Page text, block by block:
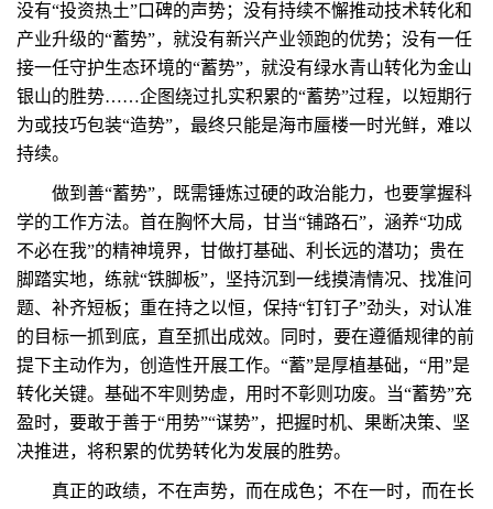
没有“投资热土”口碑的声势；没有持续不懈推动技术转化和
产业升级的“蓄势”，就没有新兴产业领跑的优势；没有一任
接一任守护生态环境的“蓄势”，就没有绿水青山转化为金山
银山的胜势……企图绕过扎实积累的“蓄势”过程，以短期行
为或技巧包装“造势”，最终只能是海市蜃楼一时光鲜，难以
持续。
做到善“蓄势”，既需锤炼过硬的政治能力，也要掌握科
学的工作方法。首在胸怀大局，甘当“铺路石”，涵养“功成
不必在我”的精神境界，甘做打基础、利长远的潜功；贵在
脚踏实地，练就“铁脚板”，坚持沉到一线摸清情况、找准问
题、补齐短板；重在持之以恒，保持“钉钉子”劲头，对认准
的目标一抓到底，直至抓出成效。同时，要在遵循规律的前
提下主动作为，创造性开展工作。“蓄”是厚植基础，“用”是
转化关键。基础不牢则势虚，用时不彰则功废。当“蓄势”充
盈时，要敢于善于“用势”“谋势”，把握时机、果断决策、坚
决推进，将积累的优势转化为发展的胜势。
真正的政绩，不在声势，而在成色；不在一时，而在长